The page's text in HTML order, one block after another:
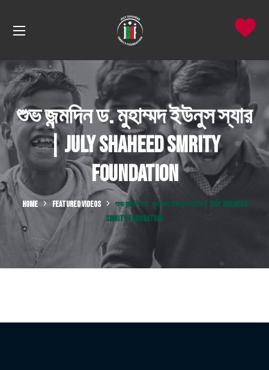
শুভ জন্মদিন ড. মুহাম্মদ ইউনুস স্যার
| July Shaheed Smrity
Foundation
HOME FEATURED VIDEOS
শুভ জন্মদিন ড. মুহাম্মদ ইউনুস স্যার | JULY SHAHEED
SMRITY FOUNDATION